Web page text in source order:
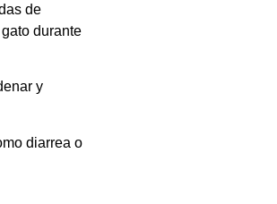
de
durante
y
diarrea o